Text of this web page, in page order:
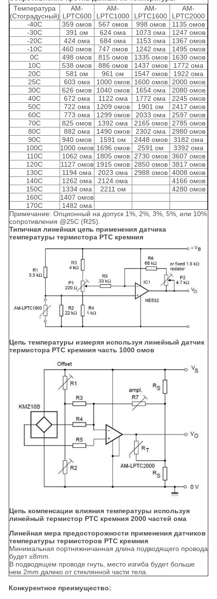
Температура
(Стоградусный)
AM-
LPTC600
AM-
LPTC1000
AM-
LPTC1600
AM-
LPTC2000
-40C
359 омов 567 омов 998 омов
1135 омов
-30C
391 ом 624 ома 1073 ома
1247 омов
-20C
424 ома 684 ома 1153 ома
1367 омов
-10C
460 омов 747 омов 1242 ома
1495 омов
0C
498 омов 815 омов 1335 омов
1630 омов
10C
538 омов 886 омов 1437 омов
1772 ома
20C
581 ом 961 ом 1547 омов
1922 ома
25C
603 ома 1000 омов 1600 омов
2000 омов
30C
626 омов 1040 омов 1654 ома
2080 омов
40C
672 ома 1122 ома 1772 ома
2245 омов
50C
722 ома 1209 омов 1901 ом
2417 омов
60C
773 ома 1299 омов 2033 ома
2597 омов
70C
825 омов 1392 ома 2165 омов
2785 омов
80C
882 ома 1490 омов 2302 ома
2980 омов
90C
940 омов 1591 ом 2448 омов
3182 ома
100C
1000 омов 1696 омов 2591 ом
3392 ома
110C
1062 ома 1805 омов 2730 омов 3607 омов
120C
1127 омов 1915 омов 2850 омов 3817 омов
130C
1194 ома 2023 ома 2988 омов 4008 омов
140C
1262 ома 2124 ома
4166 омов
150C
1334 ома 2211 ом
4280 омов
160C
1407 омов
170C
1482 ома
Примечание: Опционный на допуск 1%, 2%, 3%, 5%, или 10%
сопротивления @25C (R25).
Типичная линейная цепь применения датчика
температуры термистора PTC кремния
Цепь температуры измеряя используя линейный датчик
термистора PTC кремния часть 1000 омов
Цепь компенсации влияния температуры используя
линейный термистор PTC кремния 2000 частей ома
Линейная мера предосторожности применения датчиков
температуры термисторов PTC кремния
Минимальная портняжничанная длина подводящего провода
будет ≥8mm.
В подводящем проводе гнуть, место изгиба будет больше
чем 2mm далеко от стеклянной части тела.
Конкурентное преимущество: